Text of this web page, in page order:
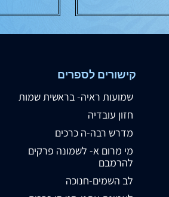
קישורים לספרים
שמועות ראיה- בראשית שמות
חזון עובדיה
מדרש רבה-ה כרכים
מי מרום א- לשמונה פרקים
להרמבם
לב השמים-חנוכה